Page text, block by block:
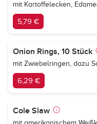
mit Kartoffelecken,
5,79 €
Onion Rings, 10 Stück
mit Zwiebelringen, dazu
6,29 €
Cole Slaw